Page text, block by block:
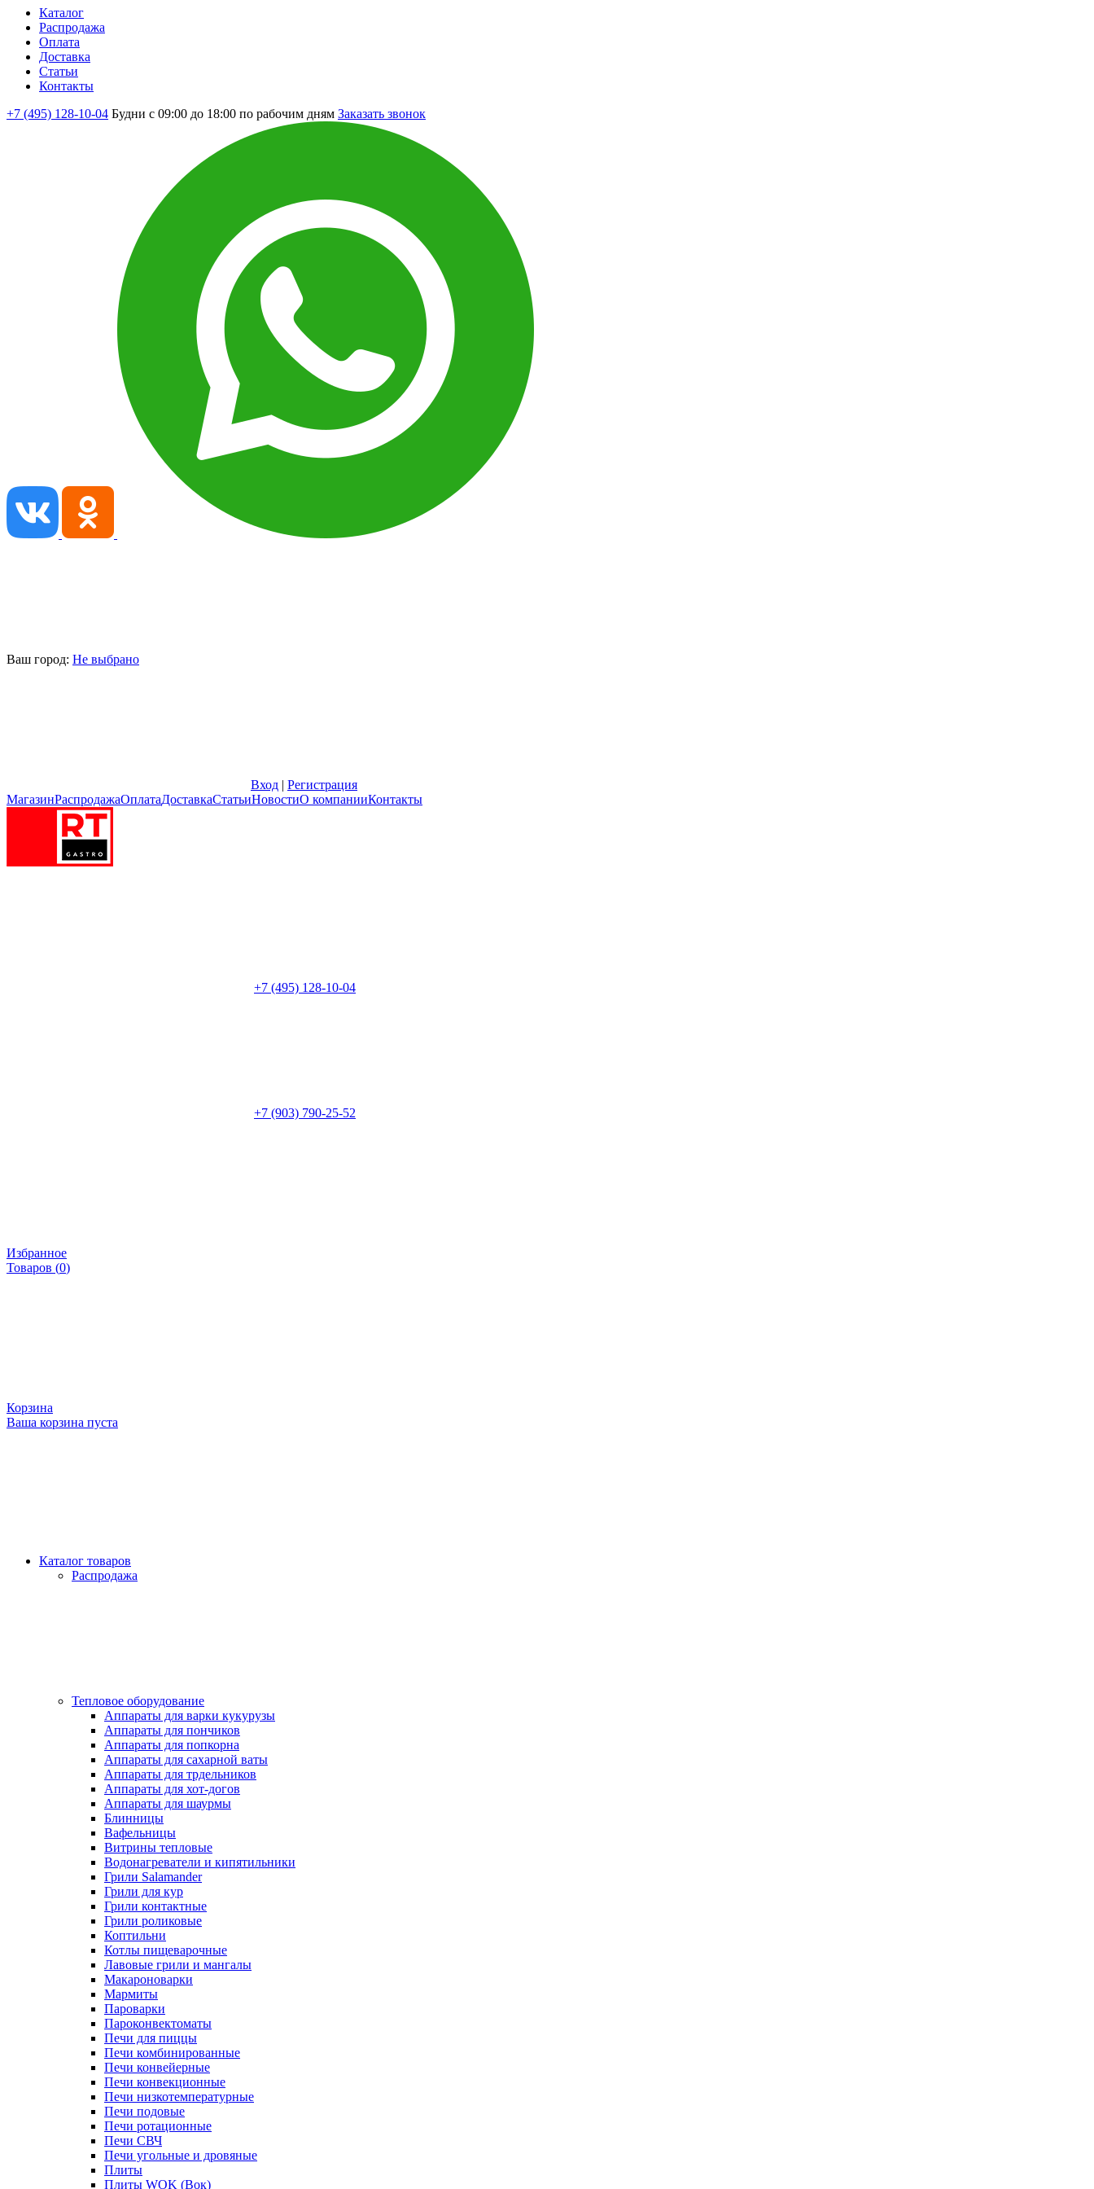
Каталог
Распродажа
Оплата
Доставка
Статьи
Контакты
+7 (495) 128-10-04 Будни с 09:00 до 18:00 по рабочим дням Заказать звонок
Ваш город: Не выбрано
Вход | Регистрация
МагазинРаспродажаОплатаДоставкаСтатьиНовостиО компанииКонтакты
+7 (495) 128-10-04
+7 (903) 790-25-52
Избранное
Товаров (0)
Корзина
Ваша корзина пуста
Каталог товаров
Распродажа
Тепловое оборудование
Аппараты для варки кукурузы
Аппараты для пончиков
Аппараты для попкорна
Аппараты для сахарной ваты
Аппараты для трдельников
Аппараты для хот-догов
Аппараты для шаурмы
Блинницы
Вафельницы
Витрины тепловые
Водонагреватели и кипятильники
Грили Salamander
Грили для кур
Грили контактные
Грили роликовые
Коптильни
Котлы пищеварочные
Лавовые грили и мангалы
Макароноварки
Мармиты
Пароварки
Пароконвектоматы
Печи для пиццы
Печи комбинированные
Печи конвейерные
Печи конвекционные
Печи низкотемпературные
Печи подовые
Печи ротационные
Печи СВЧ
Печи угольные и дровяные
Плиты
Плиты WOK (Вок)